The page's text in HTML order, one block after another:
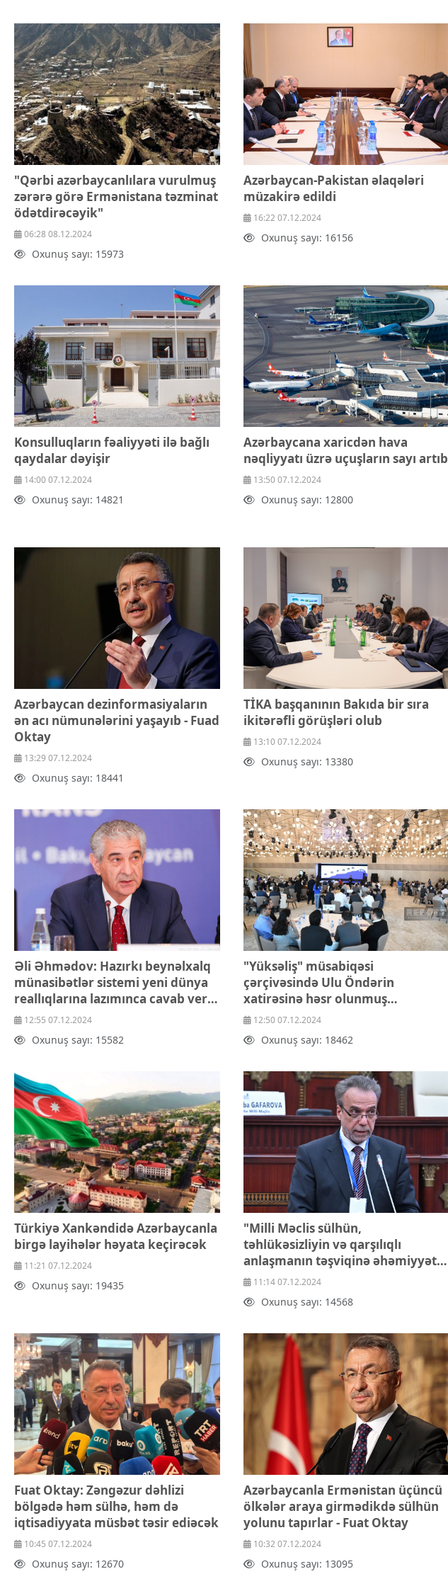
Mətbuat-150
Əlaqə
Missiyamız
"Qərbi azərbaycanlılara vurulmuş
zərərə görə Ermənistana təzminat
ödətdirəcəyik"
06:28 08.12.2024
Oxunuş sayı: 15973
Azərbaycan-Pakistan əlaqələri
müzakirə edildi
16:22 07.12.2024
Oxunuş sayı: 16156
Konsulluqların fəaliyyəti ilə bağlı
qaydalar dəyişir
14:00 07.12.2024
Oxunuş sayı: 14821
Azərbaycana xaricdən hava
nəqliyyatı üzrə uçuşların sayı artıb
13:50 07.12.2024
Oxunuş sayı: 12800
Azərbaycan dezinformasiyaların
ən acı nümunələrini yaşayıb - Fuad
Oktay
13:29 07.12.2024
Oxunuş sayı: 18441
TİKA başqanının Bakıda bir sıra
ikitərəfli görüşləri olub
13:10 07.12.2024
Oxunuş sayı: 13380
Əli Əhmədov: Hazırkı beynəlxalq
münasibətlər sistemi yeni dünya
reallıqlarına lazımınca cavab verə
bilmir
12:55 07.12.2024
Oxunuş sayı: 15582
"Yüksəliş" müsabiqəsi
çərçivəsində Ulu Öndərin
xatirəsinə həsr olunmuş
intellektual yarış
12:50 07.12.2024
Oxunuş sayı: 18462
Türkiyə Xankəndidə Azərbaycanla
birgə layihələr həyata keçirəcək
11:21 07.12.2024
Oxunuş sayı: 19435
"Milli Məclis sülhün,
təhlükəsizliyin və qarşılıqlı
anlaşmanın təşviqinə əhəmiyyətli
töhfə verir"
11:14 07.12.2024
Oxunuş sayı: 14568
Fuat Oktay: Zəngəzur dəhlizi
bölgədə həm sülhə, həm də
iqtisadiyyata müsbət təsir ediəcək
10:45 07.12.2024
Oxunuş sayı: 12670
Azərbaycanla Ermənistan üçüncü
ölkələr araya girmədikdə sülhün
yolunu tapırlar - Fuat Oktay
10:32 07.12.2024
Oxunuş sayı: 13095